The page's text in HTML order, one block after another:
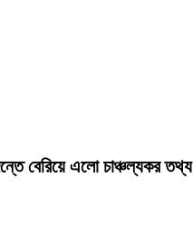
বেরিয়ে এলো চাঞ্চল্যকর তথ্য